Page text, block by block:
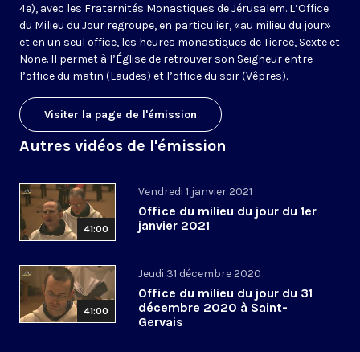
4e), avec les Fraternités Monastiques de Jérusalem. L’Office
du Milieu du Jour regroupe, en particulier, «au milieu du jour»
et en un seul office, les heures monastiques de Tierce, Sexte et
None. Il permet à l’Église de retrouver son Seigneur entre
l’office du matin (Laudes) et l’office du soir (Vêpres).
Visiter la page de l'émission
Autres vidéos de l'émission
41:00
Vendredi 1 janvier 2021
Office du milieu du jour du 1er
janvier 2021
41:00
Jeudi 31 décembre 2020
Office du milieu du jour du 31
décembre 2020 à Saint-
Gervais